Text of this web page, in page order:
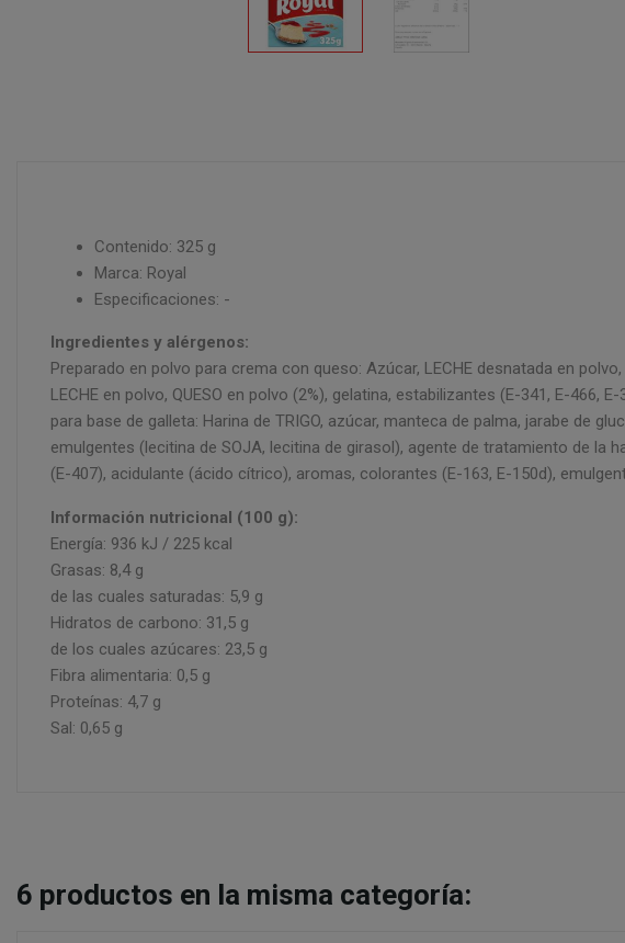
Contenido: 325 g
Marca: Royal
Especificaciones: -
Ingredientes y alérgenos:
Preparado en polvo para crema con queso: Azúcar, LECHE desnatada en
LECHE en polvo, QUESO en polvo (2%), gelatina, estabilizantes (E-341, E-
para base de galleta: Harina de TRIGO, azúcar, manteca de palma, jarabe de
emulgentes (lecitina de SOJA, lecitina de girasol), agente de tratamiento de la
(E-407), acidulante (ácido cítrico), aromas, colorantes (E-163, E-150d),
Información nutricional (100 g):
Energía: 936 kJ / 225 kcal
Grasas: 8,4 g
de las cuales saturadas: 5,9 g
Hidratos de carbono: 31,5 g
de los cuales azúcares: 23,5 g
Fibra alimentaria: 0,5 g
Proteínas: 4,7 g
Sal: 0,65 g
6 productos en la misma categoría: